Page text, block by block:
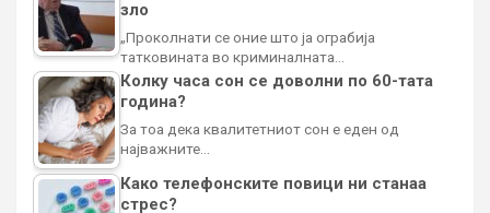
зло
„Проколнати се оние што ја ограбија
татковината во криминалната…
Колку часа сон се доволни по 60-тата
година?
За тоа дека квалитетниот сон е еден од
најважните…
Како телефонските повици ни станаа
стрес?